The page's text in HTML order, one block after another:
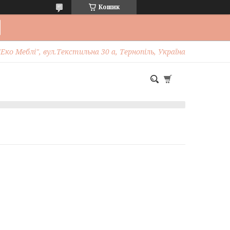
Кошик
Меблі", вул.Текстильна 30 а, Тернопіль, Україна